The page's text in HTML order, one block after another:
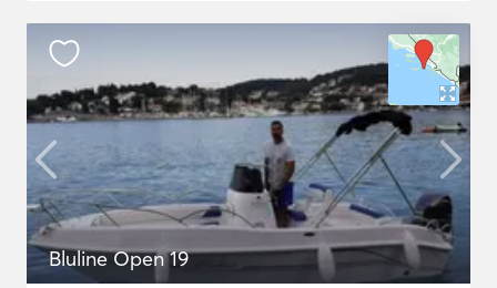
Bluline Open 19